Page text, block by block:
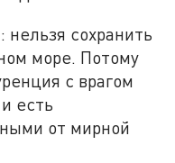
сохранить
море. Потому
с врагом
есть
от мирной